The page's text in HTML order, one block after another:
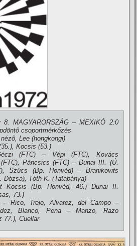
8. MAGYARORSZÁG – MEXIKÓ 2:0
csoportmérkőzés
Lee (hongkongi)
Kocsis (53.)
(FTC) – Vépi (FTC), Kovács
Páncsics (FTC) – Dunai III. (Ú.
Szűcs (Bp. Honvéd) – Branikovits
Dózsa), Tóth K. (Tatabánya)
Kocsis (Bp. Honvéd, 46.) Dunai II.
73.)
– Rico, Trejo, Alvarez, del Campo –
Blanco, Pena – Manzo, Razo
77.), Cuellar